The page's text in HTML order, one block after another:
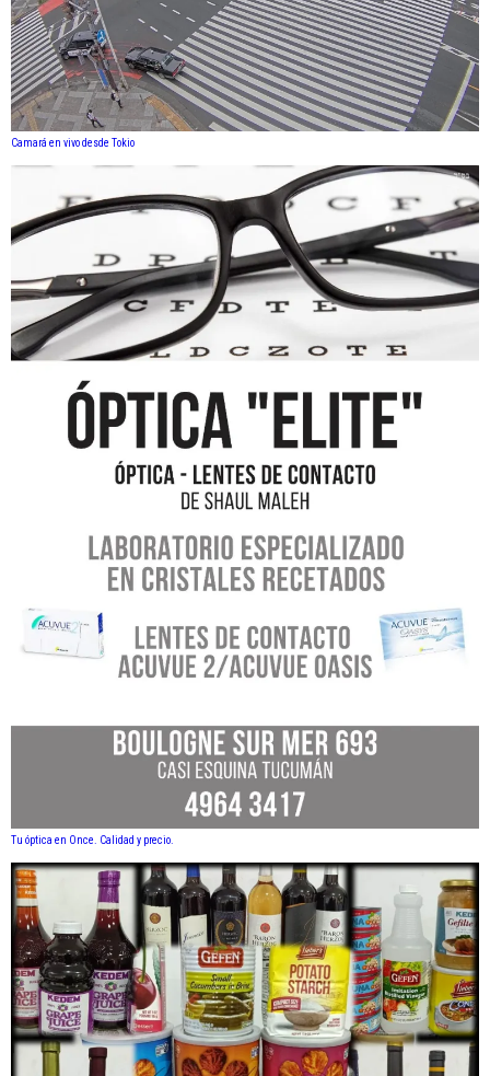
Camará en vivo desde Tokio
Tu óptica en Once. Calidad y precio.